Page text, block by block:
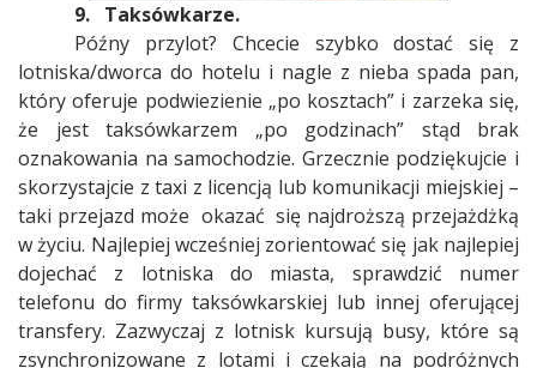
9. Taksówkarze.
Późny przylot? Chcecie szybko dostać się z
lotniska/dworca do hotelu i nagle z nieba spada pan,
który oferuje podwiezienie „po kosztach” i zarzeka się,
że jest taksówkarzem „po godzinach” stąd brak
oznakowania na samochodzie. Grzecznie podziękujcie i
skorzystajcie z taxi z licencją lub komunikacji miejskiej –
taki przejazd może okazać się najdroższą przejażdżką
w życiu. Najlepiej wcześniej zorientować się jak najlepiej
dojechać z lotniska do miasta, sprawdzić numer
telefonu do firmy taksówkarskiej lub innej oferującej
transfery. Zazwyczaj z lotnisk kursują busy, które są
zsynchronizowane z lotami i czekają na podróżnych